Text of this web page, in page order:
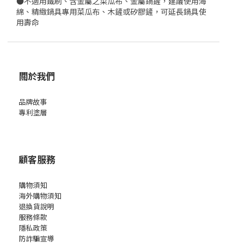
綿、精緻鍋具專用菜瓜布、木鏟或矽膠鏟，可延長鍋具使
用壽命
關於我們
品牌故事
專利塗層
顧客服務
購物須知
海外購物須知
退換貨說明
服務條款
隱私政策
防詐騙宣導